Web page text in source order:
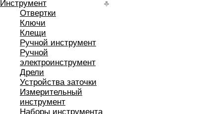
Инструмент
Отвертки
Ключи
Клещи
Ручной инструмент
Ручной
электроинструмент
Дрели
Устройства заточки
Измерительный
инструмент
Наборы инструмента